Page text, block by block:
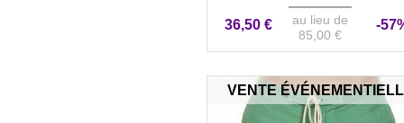
36,50 €
au lieu de
85,00 €
-
VENTE